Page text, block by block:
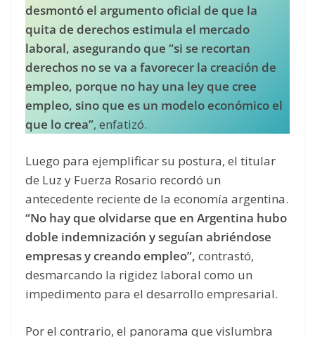
desmontó el argumento oficial de que la
quita de derechos estimula el mercado
laboral, asegurando que “si se recortan
derechos no se va a favorecer la creación de
empleo, porque no hay una ley que cree
empleo, sino que es un modelo económico el
que lo crea”, enfatizó.
Luego para ejemplificar su postura, el titular
de Luz y Fuerza Rosario recordó un
antecedente reciente de la economía argentina.
“No hay que olvidarse que en Argentina hubo
doble indemnización y seguían abriéndose
empresas y creando empleo”, contrastó,
desmarcando la rigidez laboral como un
impedimento para el desarrollo empresarial.
Por el contrario, el panorama que vislumbra